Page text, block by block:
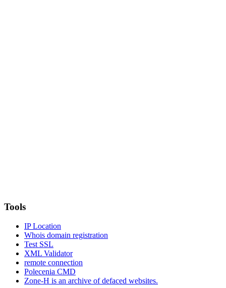
Tools
IP Location
Whois domain registration
Test SSL
XML Validator
remote connection
Polecenia CMD
Zone-H is an archive of defaced websites.